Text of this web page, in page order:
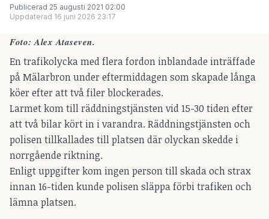
Publicerad 25 augusti 2021 02:00
Uppdaterad 16 juni 2026 23:17
Foto: Alex Ataseven.
En trafikolycka med flera fordon inblandade inträffade
på Mälarbron under eftermiddagen som skapade långa
köer efter att två filer blockerades.
Larmet kom till räddningstjänsten vid 15-30 tiden efter
att två bilar kört in i varandra. Räddningstjänsten och
polisen tillkallades till platsen där olyckan skedde i
norrgående riktning.
Enligt uppgifter kom ingen person till skada och strax
innan 16-tiden kunde polisen släppa förbi trafiken och
lämna platsen.